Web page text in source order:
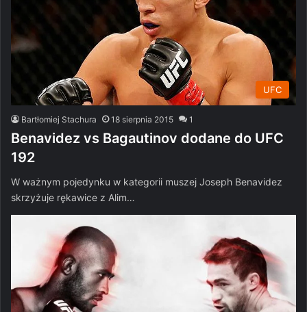
UFC
Bartłomiej Stachura 18 sierpnia 2015 1
Benavidez vs Bagautinov dodane do UFC
192
W ważnym pojedynku w kategorii muszej Joseph Benavidez
skrzyżuje rękawice z Alim…